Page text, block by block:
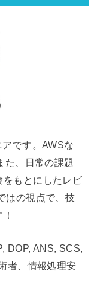
です。AWSな
た、日常の課題
をもとにしたレビ
はの視点で、技
DOP, ANS, SCS,
者、情報処理安